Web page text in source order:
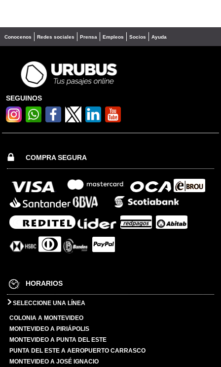
Conocenos Redes sociales Prensa Empleos Socios Ayuda
SEGUINOS
COMPRA SEGURA
HORARIOS
SELECCIONE UNA LÍNEA
COLONIA A MONTEVIDEO
MONTEVIDEO A PIRIÁPOLIS
MONTEVIDEO A PUNTA DEL ESTE
PUNTA DEL ESTE A AEROPUERTO CARRASCO
MONTEVIDEO A JOSÉ IGNACIO